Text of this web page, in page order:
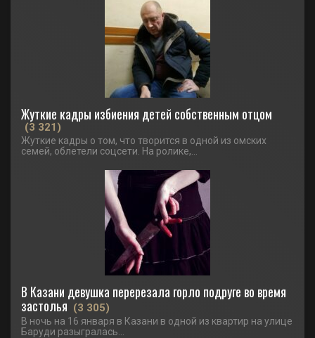
Жуткие кадры избиения детей собственным отцом
(3 321)
Жуткие кадры о том, что творится в одной из омских
семей, облетели соцсети. На ролике,...
В Казани девушка перерезала горло подруге во время
застолья (3 305)
В ночь на 16 января в Казани в одной из квартир на улице
Баруди разыгралась...